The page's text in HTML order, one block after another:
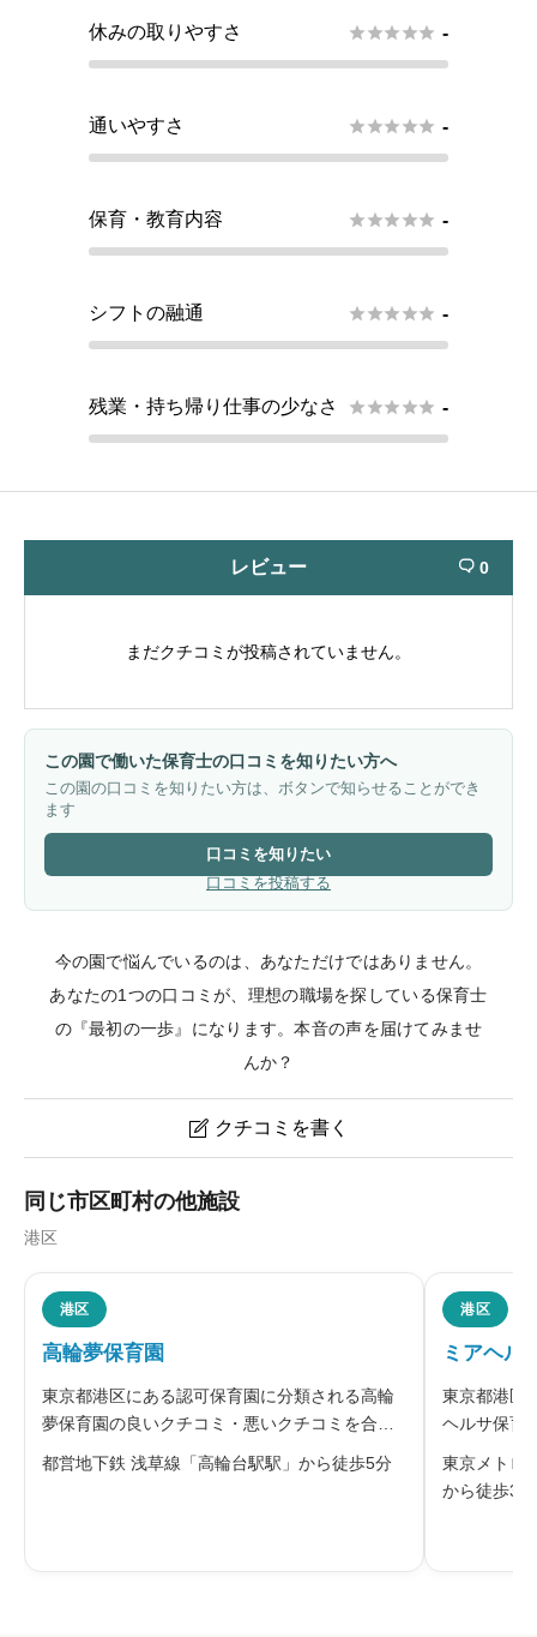
休みの取りやすさ  -
通いやすさ  -
保育・教育内容  -
シフトの融通  -
残業・持ち帰り仕事の少なさ  -
レビュー  0
まだクチコミが投稿されていません。
この園で働いた保育士の口コミを知りたい方へ
この園の口コミを知りたい方は、ボタンで知らせることができ
ます
口コミを知りたい
口コミを投稿する
今の園で悩んでいるのは、あなただけではありません。
あなたの1つの口コミが、理想の職場を探している保育士
の『最初の一歩』になります。本音の声を届けてみませ
んか？
 クチコミを書く
ニックネーム
※本名や誤解される名前の使用はご遠慮ください。
同じ市区町村の他施設
港区
港区
高輪夢保育園
東京都港区にある認可保育園に分類される高輪
夢保育園の良いクチコミ・悪いクチコミを合わ
せて評判をご紹介します。同園は、社会福祉法
人夢工房が運営する認可保育園です。品川駅の
都営地下鉄 浅草線「高輪台駅駅」から徒歩5分
港区
ミアヘル
東京都港区
ヘルサ保育
いクチコミ
園は、ミア
園です。白
東京メトロ
から徒歩3分